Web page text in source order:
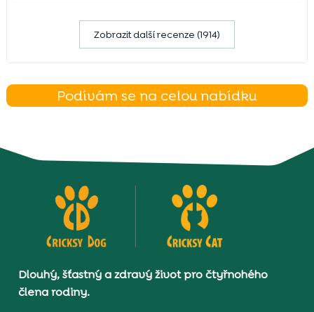
Zobrazit další recenze (1914)
Podívám se na celou nabídku
Dlouhý, šťastný a zdravý život pro čtyřnohého
člena rodiny.